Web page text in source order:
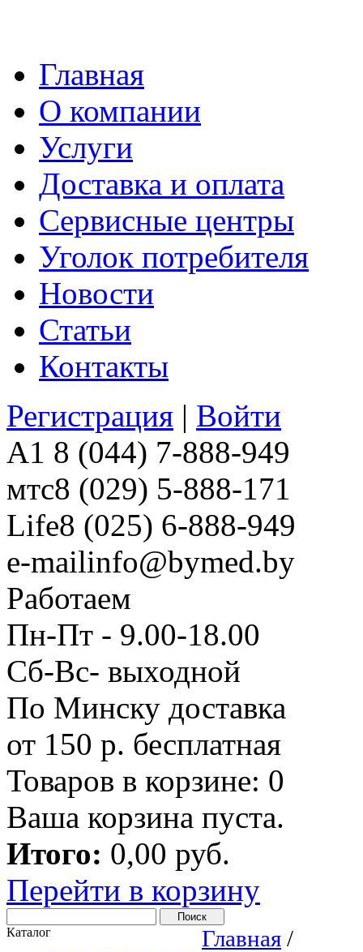
Главная
О компании
Услуги
Доставка и оплата
Сервисные центры
Уголок потребителя
Новости
Статьи
Контакты
Регистрация | Войти
A1 8 (044) 7-888-949
мтс8 (029) 5-888-171
Life8 (025) 6-888-949
e-mailinfo@bymed.by
Работаем
Пн-Пт - 9.00-18.00
Сб-Вс- выходной
По Минску доставка
от 150 р. бесплатная
Товаров в корзине: 0
Ваша корзина пуста.
Итого: 0,00 руб.
Перейти в корзину
Каталог
Главная /